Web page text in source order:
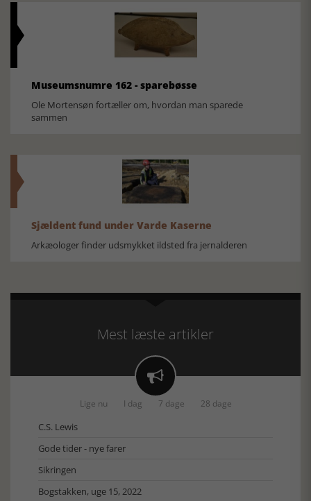
Museumsnumre 162 - sparebøsse
Ole Mortensøn fortæller om, hvordan man sparede
sammen
Sjældent fund under Varde Kaserne
Arkæologer finder udsmykket ildsted fra jernalderen
Mest læste artikler

Lige nu I dag 7 dage 28 dage
C.S. Lewis
Gode tider - nye farer
Sikringen
Bogstakken, uge 15, 2022